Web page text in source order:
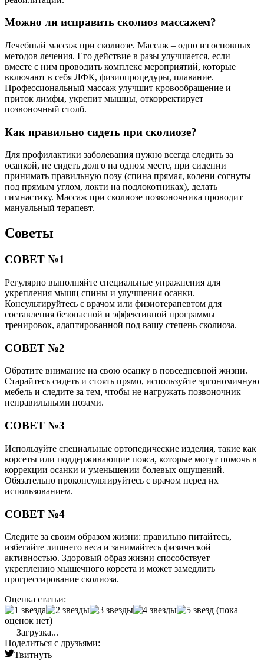
Можно ли исправить сколиоз массажем?
Лечебный массаж при сколиозе. Массаж – одно из основных
методов лечения. Его действие в разы улучшается, если
вместе с ним проводить комплекс мероприятий, которые
включают в себя ЛФК, физиопроцедуры, плавание.
Профессиональный массаж улучшит кровообращение и
приток лимфы, укрепит мышцы, откорректирует
позвоночный столб.
Как правильно сидеть при сколиозе?
Для профилактики заболевания нужно всегда следить за
осанкой, не сидеть долго на одном месте, при сидении
принимать правильную позу (спина прямая, колени согнуты
под прямым углом, локти на подлокотниках), делать
гимнастику. Массаж при сколиозе позвоночника проводит
мануальный терапевт.
Советы
СОВЕТ №1
Регулярно выполняйте специальные упражнения для
укрепления мышц спины и улучшения осанки.
Консультируйтесь с врачом или физиотерапевтом для
составления безопасной и эффективной программы
тренировок, адаптированной под вашу степень сколиоза.
СОВЕТ №2
Обратите внимание на свою осанку в повседневной жизни.
Старайтесь сидеть и стоять прямо, используйте эргономичную
мебель и следите за тем, чтобы не нагружать позвоночник
неправильными позами.
СОВЕТ №3
Используйте специальные ортопедические изделия, такие как
корсеты или поддерживающие пояса, которые могут помочь в
коррекции осанки и уменьшении болевых ощущений.
Обязательно проконсультируйтесь с врачом перед их
использованием.
СОВЕТ №4
Следите за своим образом жизни: правильно питайтесь,
избегайте лишнего веса и занимайтесь физической
активностью. Здоровый образ жизни способствует
укреплению мышечного корсета и может замедлить
прогрессирование сколиоза.
Оценка статьи:
(пока
оценок нет)
Загрузка...
Поделиться с друзьями:
Твитнуть